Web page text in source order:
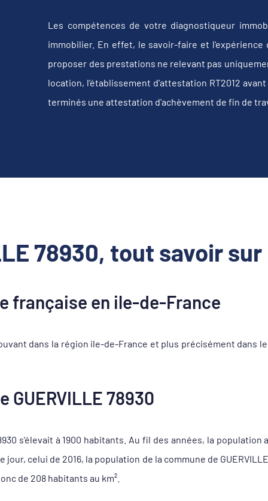
Les compétences de votre diagnostiqueur
immobilier. En effet, le savoir-faire et
proposer des prestations ne relevant pas
location, l'établissement d’attestation RT2012
terminés une attestation d'achèvement de fin de
78930, tout savoir
française en ile-de-France
dans la région ile-de-France et plus précisément dans
GUERVILLE 78930
s'élevait à 1900 habitants. Au fil des années, la
celui de 2016, la population de la commune de
de 208 habitants au km².